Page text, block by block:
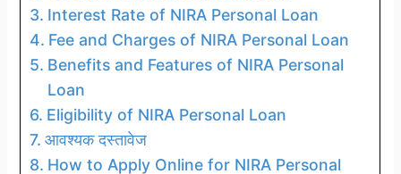
Interest Rate of NIRA Personal Loan
Fee and Charges of NIRA Personal Loan
Benefits and Features of NIRA Personal
Loan
Eligibility of NIRA Personal Loan
आवश्यक दस्तावेज
How to Apply Online for NIRA Personal